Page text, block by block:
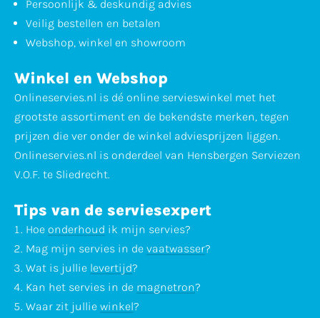
Persoonlijk & deskundig advies
Veilig bestellen en betalen
Webshop, winkel en showroom
Winkel en Webshop
Onlineservies.nl is dé online servieswinkel met het
grootste assortiment en de bekendste merken, tegen
prijzen die ver onder de winkel adviesprijzen liggen.
Onlineservies.nl is onderdeel van Hensbergen Serviezen
V.O.F. te Sliedrecht.
Tips van de serviesexpert
Hoe onderhoud ik mijn servies?
Mag mijn servies in de vaatwasser?
Wat is jullie levertijd?
Kan het servies in de magnetron?
Waar zit jullie winkel?